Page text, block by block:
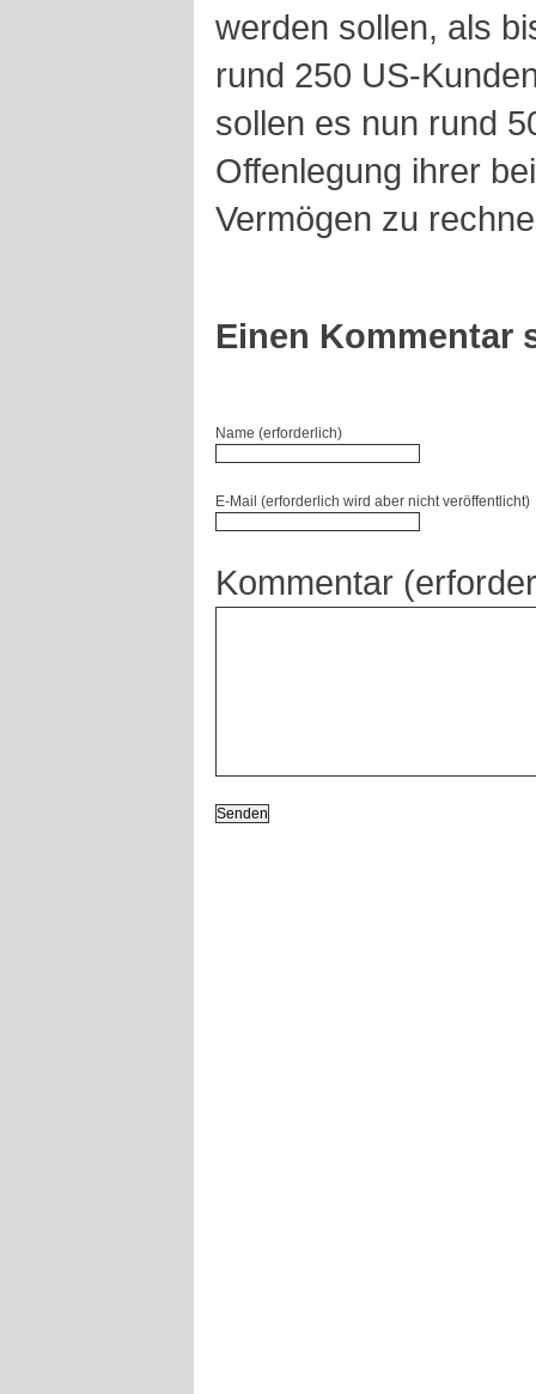
werden sollen, als
rund 250 US-
sollen es nun rund
Offenlegung ihrer
Vermögen zu
Einen Kommentar
Name (erforderlich)
E-Mail (erforderlich wird aber nicht veröffentlicht)
Kommentar